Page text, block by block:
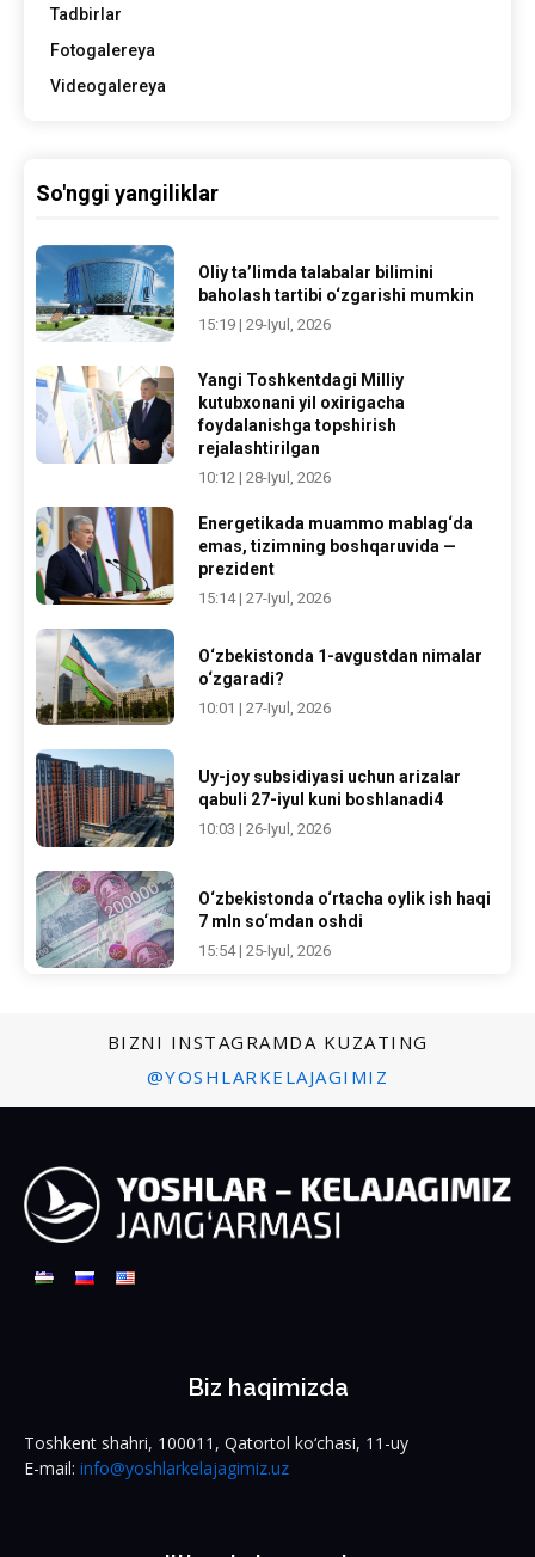
Tadbirlar
Fotogalereya
Videogalereya
So'nggi yangiliklar
Oliy ta’limda talabalar bilimini
baholash tartibi o‘zgarishi mumkin
15:19 | 29-Iyul, 2026
Yangi Toshkentdagi Milliy
kutubxonani yil oxirigacha
foydalanishga topshirish
rejalashtirilgan
10:12 | 28-Iyul, 2026
Energetikada muammo mablag‘da
emas, tizimning boshqaruvida —
prezident
15:14 | 27-Iyul, 2026
O‘zbekistonda 1-avgustdan nimalar
o‘zgaradi?
10:01 | 27-Iyul, 2026
Uy-joy subsidiyasi uchun arizalar
qabuli 27-iyul kuni boshlanadi4
10:03 | 26-Iyul, 2026
O‘zbekistonda o‘rtacha oylik ish haqi
7 mln so‘mdan oshdi
15:54 | 25-Iyul, 2026
BIZNI INSTAGRAMDA KUZATING
@YOSHLARKELAJAGIMIZ
Biz haqimizda
Toshkent shahri, 100011, Qatortol ko‘chasi, 11-uy
E-mail: info@yoshlarkelajagimiz.uz